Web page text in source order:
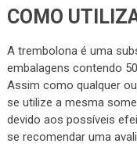
COMO
A trembolona é uma
embalagens contendo
Assim como qualquer
se utilize a mesma
devido aos possíveis
se recomendar uma